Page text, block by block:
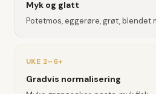
Myk og glatt
Potetmos, eggerøre, grøt, blendet
UKE 2–6+
Gradvis normalisering